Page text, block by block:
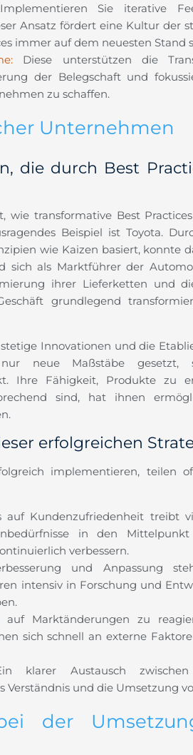
Sie iterative
Ansatz fördert eine Kultur der
immer auf dem neuesten Stand
Diese unterstützen die
der Belegschaft und
zu schaffen.
Unternehmen
die durch Best
wie transformative Best
Beispiel ist Toyota.
wie Kaizen basiert, konnte
sich als Marktführer der
ihrer Lieferketten und
grundlegend
Innovationen und die
neue Maßstäbe gesetzt,
Ihre Fähigkeit, Produkte zu
sind, hat ihnen
erfolgreichen
implementieren, teilen
Kundenzufriedenheit treibt
in den
verbessern.
und Anpassung
intensiv in Forschung und
Marktänderungen zu
sich schnell an externe
klarer Austausch zwischen
und die Umsetzung
bei der